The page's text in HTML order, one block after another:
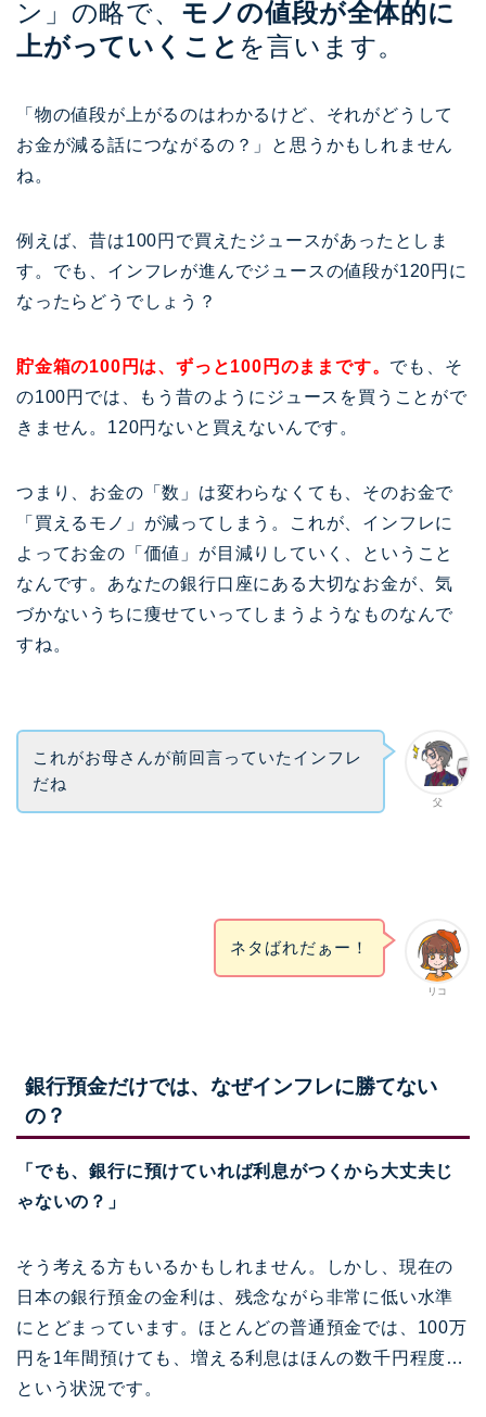
ン」の略で、 モノの値段が全体的に
上がっていくこと を言います。
「物の値段が上がるのはわかるけど、それがどうして
お金が減る話につながるの？」と思うかもしれません
ね。
例えば、昔は100円で買えたジュースがあったとしま
す。でも、インフレが進んでジュースの値段が120円に
なったらどうでしょう？
貯金箱の100円は、ずっと100円のままです。 でも、そ
の100円では、もう昔のようにジュースを買うことがで
きません。120円ないと買えないんです。
つまり、お金の「数」は変わらなくても、そのお金で
「買えるモノ」が減ってしまう。これが、インフレに
よってお金の「価値」が目減りしていく、ということ
なんです。あなたの銀行口座にある大切なお金が、気
づかないうちに痩せていってしまうようなものなんで
すね。
父
これがお母さんが前回言っていたインフレ
だね
リコ
ネタばれだぁー！
銀行預金だけでは、なぜインフレに勝てない
の？
「でも、銀行に預けていれば利息がつくから大丈夫じ
ゃないの？」
そう考える方もいるかもしれません。しかし、現在の
日本の銀行預金の金利は、残念ながら非常に低い水準
にとどまっています。ほとんどの普通預金では、100万
円を1年間預けても、増える利息はほんの数千円程度…
という状況です。